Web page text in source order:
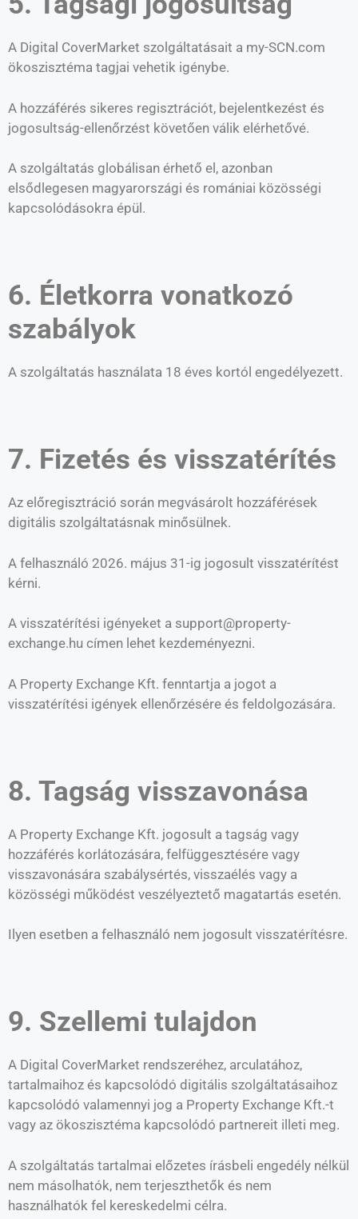
A Digital CoverMarket szolgáltatásait a my-SCN.com
ökoszisztéma tagjai vehetik igénybe.
A hozzáférés sikeres regisztrációt, bejelentkezést és
jogosultság-ellenőrzést követően válik elérhetővé.
A szolgáltatás globálisan érhető el, azonban
elsődlegesen magyarországi és romániai közösségi
kapcsolódásokra épül.
6. Életkorra vonatkozó
szabályok
A szolgáltatás használata 18 éves kortól engedélyezett.
7. Fizetés és visszatérítés
Az előregisztráció során megvásárolt hozzáférések
digitális szolgáltatásnak minősülnek.
A felhasználó 2026. május 31-ig jogosult visszatérítést
kérni.
A visszatérítési igényeket a support@property-
exchange.hu címen lehet kezdeményezni.
A Property Exchange Kft. fenntartja a jogot a
visszatérítési igények ellenőrzésére és feldolgozására.
8. Tagság visszavonása
A Property Exchange Kft. jogosult a tagság vagy
hozzáférés korlátozására, felfüggesztésére vagy
visszavonására szabálysértés, visszaélés vagy a
közösségi működést veszélyeztető magatartás esetén.
Ilyen esetben a felhasználó nem jogosult visszatérítésre.
9. Szellemi tulajdon
A Digital CoverMarket rendszeréhez, arculatához,
tartalmaihoz és kapcsolódó digitális szolgáltatásaihoz
kapcsolódó valamennyi jog a Property Exchange Kft.-t
vagy az ökoszisztéma kapcsolódó partnereit illeti meg.
A szolgáltatás tartalmai előzetes írásbeli engedély nélkül
nem másolhatók, nem terjeszthetők és nem
használhatók fel kereskedelmi célra.